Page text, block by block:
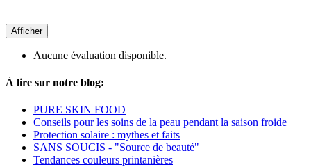
Afficher
Aucune évaluation disponible.
À lire sur notre blog:
PURE SKIN FOOD
Conseils pour les soins de la peau pendant la saison froide
Protection solaire : mythes et faits
SANS SOUCIS - "Source de beauté"
Tendances couleurs printanières